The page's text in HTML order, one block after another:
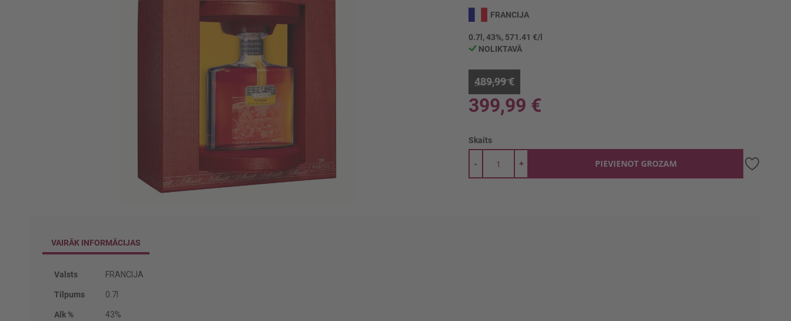
sākumu
FRANCIJA
0.7l, 43%, 571.41 €/l
NOLIKTAVĀ
489,99 €
399,99 €
Skaits
+
- PIEVIENOT GROZAM
VAIRĀK INFORMĀCIJAS
Vairāk
Valsts FRANCIJA
Tilpums 0.7l
Alk % 43%